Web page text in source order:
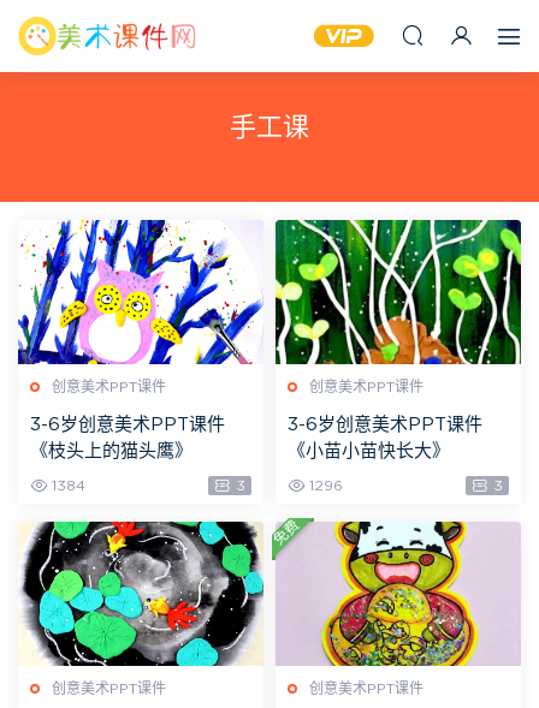
手工课
创意美术PPT课件
3-6岁创意美术PPT课件
《枝头上的猫头鹰》
1384 3
创意美术PPT课件
3-6岁创意美术PPT课件
《小苗小苗快长大》
1296 3
创意美术PPT课件 创意美术PPT课件
免费